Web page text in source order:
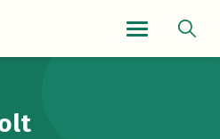
Navigationsmenu